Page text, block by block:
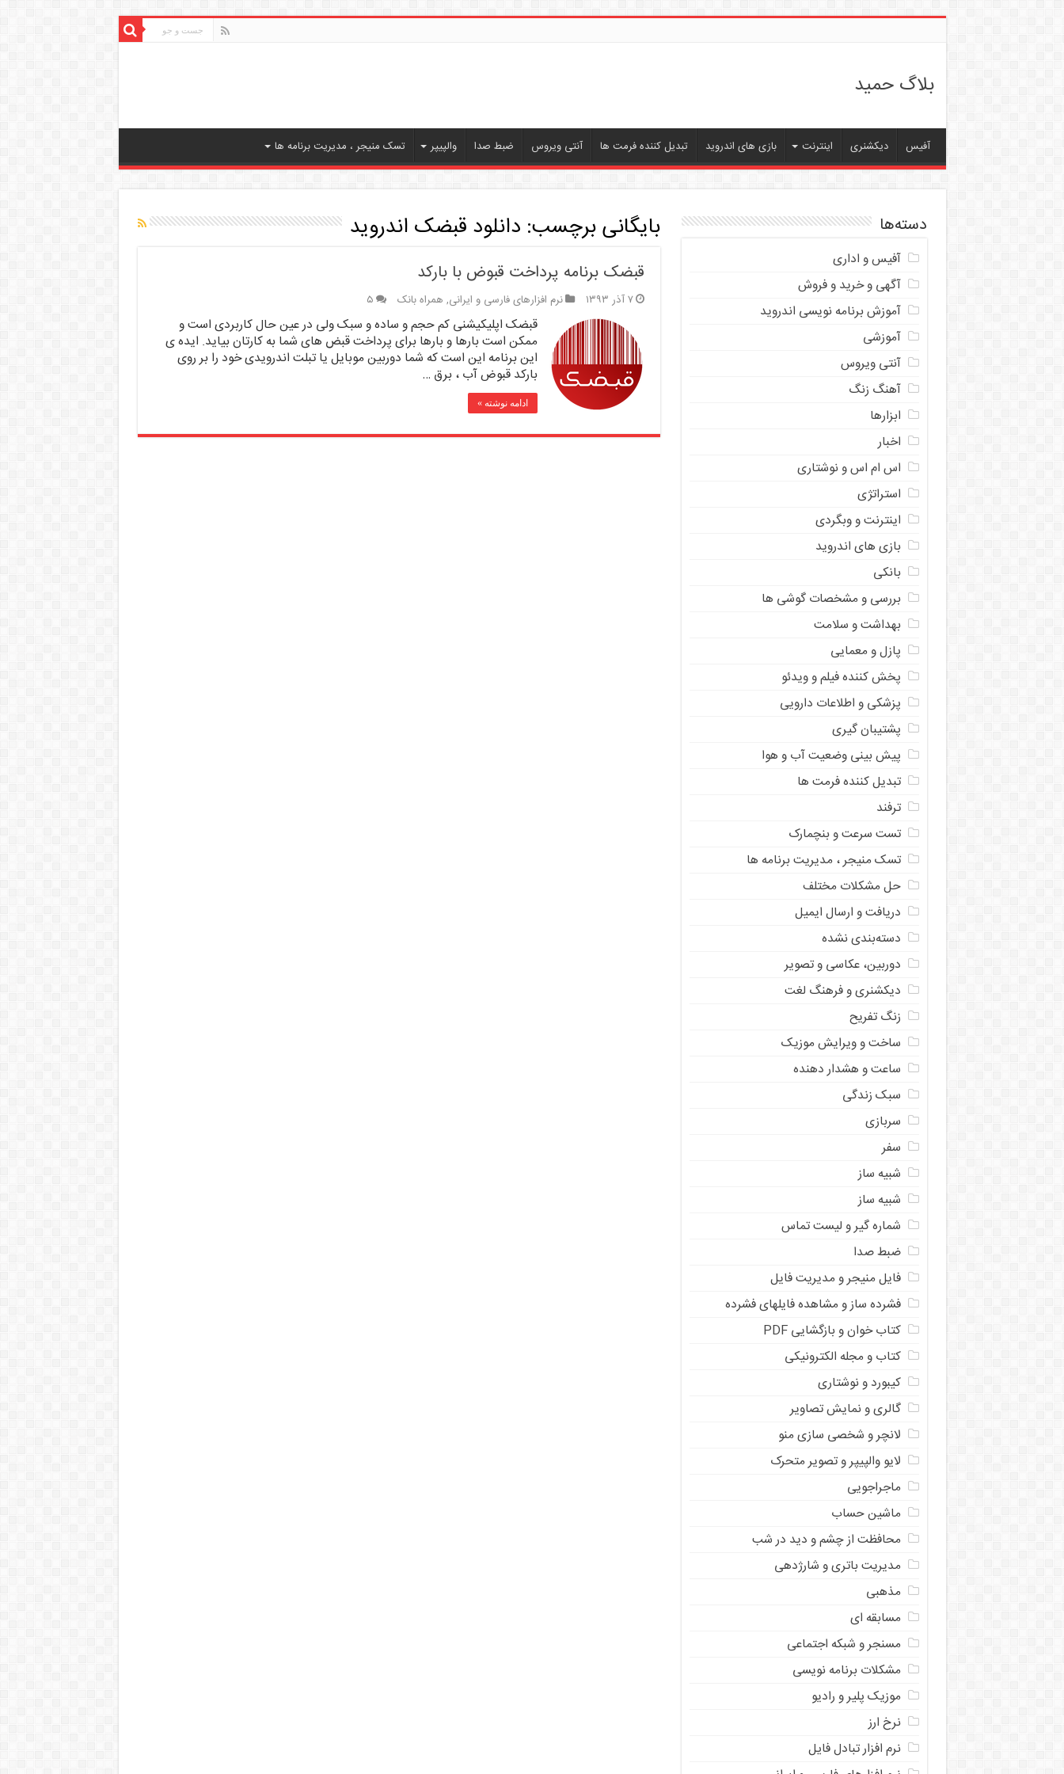
بلاگ حمید
آفیس دیکشنری اینترنت بازی های اندروید تبدیل کننده فرمت ها آنتی ویروس ضبط صدا والپیپر تسک منیجر ، مدیریت برنامه ها
بایگانی برچسب: دانلود قبضک اندروید
قبضک برنامه پرداخت قبوض با بارکد
۷ آذر ۱۳۹۳ نرم افزارهای فارسی و ایرانی, همراه بانک ۵
قبضک اپلیکیشنی کم حجم و ساده و سبک ولی در عین حال کاربردی است و
ممکن است بارها و بارها برای پرداخت قبض های شما به کارتان بیاید. ایده ی
این برنامه این است که شما دوربین موبایل یا تبلت اندرویدی خود را بر روی
بارکد قبوض آب ، برق …
ادامه نوشته »
دسته‌ها
آفیس و اداری
آگهی و خرید و فروش
آموزش برنامه نویسی اندروید
آموزشی
آنتی ویروس
آهنگ زنگ
ابزارها
اخبار
اس ام اس و نوشتاری
استراتژی
اینترنت و وبگردی
بازی های اندروید
بانکی
بررسی و مشخصات گوشی ها
بهداشت و سلامت
پازل و معمایی
پخش کننده فیلم و ویدئو
پزشکی و اطلاعات دارویی
پشتیبان گیری
پیش بینی وضعیت آب و هوا
تبدیل کننده فرمت ها
ترفند
تست سرعت و بنچمارک
تسک منیجر ، مدیریت برنامه ها
حل مشکلات مختلف
دریافت و ارسال ایمیل
دسته‌بندی نشده
دوربین، عکاسی و تصویر
دیکشنری و فرهنگ لغت
زنگ تفریح
ساخت و ویرایش موزیک
ساعت و هشدار دهنده
سبک زندگی
سربازی
سفر
شبیه ساز
شبیه ساز
شماره گیر و لیست تماس
ضبط صدا
فایل منیجر و مدیریت فایل
فشرده ساز و مشاهده فایلهای فشرده
کتاب خوان و بازگشایی PDF
کتاب و مجله الکترونیکی
کیبورد و نوشتاری
گالری و نمایش تصاویر
لانچر و شخصی سازی منو
لایو والپیپر و تصویر متحرک
ماجراجویی
ماشین حساب
محافظت از چشم و دید در شب
مدیریت باتری و شارژدهی
مذهبی
مسابقه ای
مسنجر و شبکه اجتماعی
مشکلات برنامه نویسی
موزیک پلیر و رادیو
نرخ ارز
ﻧﺮﻡ ﺍﻓﺰﺍﺭ ﺗﺒﺎﺩﻝ ﻓﺎﻳﻞ